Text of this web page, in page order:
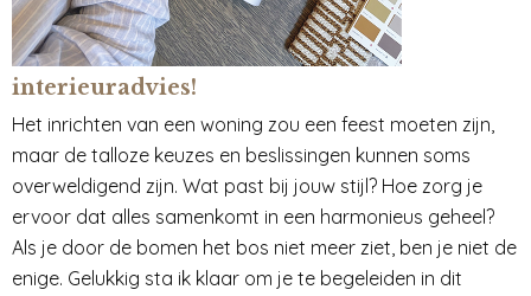
interieuradvies!
Het inrichten van een woning zou een feest moeten zijn,
maar de talloze keuzes en beslissingen kunnen soms
overweldigend zijn. Wat past bij jouw stijl? Hoe zorg je
ervoor dat alles samenkomt in een harmonieus geheel?
Als je door de bomen het bos niet meer ziet, ben je niet de
enige. Gelukkig sta ik klaar om je te begeleiden in dit